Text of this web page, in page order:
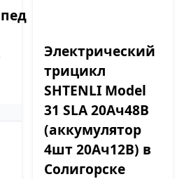
Электрический
трицикл
SHTENLI Model
31 SLA 20Ач48В
(аккумулятор
4шт 20Ач12В) в
Солигорске